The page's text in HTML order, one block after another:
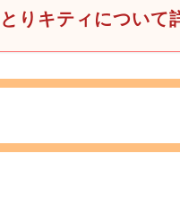
りキティについ